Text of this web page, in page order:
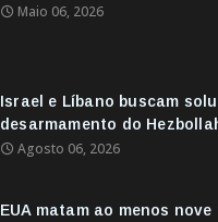
Maio 06, 2026
Israel e Líbano buscam
desarmamento do
Agosto 06, 2026
EUA matam ao menos